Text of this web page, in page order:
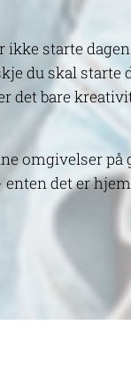
starte dagen
du skal starte
det bare
omgivelser på
det er